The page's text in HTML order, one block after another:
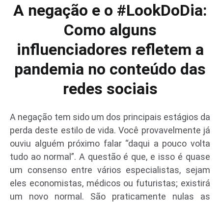
A negação e o #LookDoDia:
Como alguns
influenciadores refletem a
pandemia no conteúdo das
redes sociais
A negação tem sido um dos principais estágios da
perda deste estilo de vida. Você provavelmente já
ouviu alguém próximo falar “daqui a pouco volta
tudo ao normal”. A questão é que, e isso é quase
um consenso entre vários especialistas, sejam
eles economistas, médicos ou futuristas; existirá
um novo normal. São praticamente nulas as